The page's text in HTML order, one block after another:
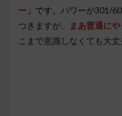
ー」 です。 パワーが301/
つきますが、
まあ普通に
こまで意識しなくても大丈